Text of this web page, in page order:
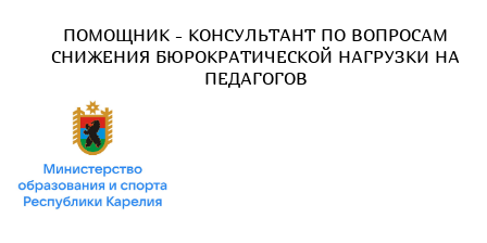
ПОМОЩНИК - КОНСУЛЬТАНТ ПО ВОПРОСАМ
СНИЖЕНИЯ БЮРОКРАТИЧЕСКОЙ НАГРУЗКИ НА
ПЕДАГОГОВ